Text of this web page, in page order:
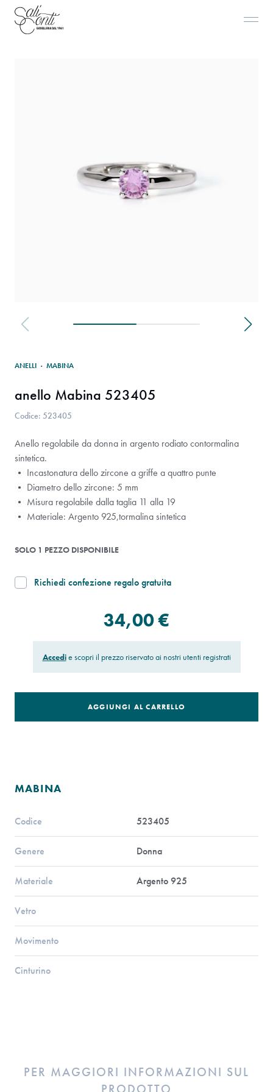
ANELLI · MABINA
anello Mabina 523405
Codice: 523405
Anello regolabile da donna in argento rodiato contormalina
sintetica.
• Incastonatura dello zircone a griffe a quattro punte
• Diametro dello zircone: 5 mm
• Misura regolabile dalla taglia 11 alla 19
• Materiale: Argento 925,tormalina sintetica
SOLO 1 PEZZO DISPONIBILE
Richiedi confezione regalo gratuita
34,00 €
Accedie scopri il prezzo riservato ai nostri utenti registrati
AGGIUNGI AL CARRELLO
MABINA
Codice 523405
Genere Donna
Materiale Argento 925
Vetro
Movimento
Cinturino
PER MAGGIORI INFORMAZIONI SUL